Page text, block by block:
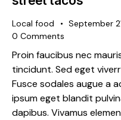
Local food September
0 Comments
Proin faucibus nec
tincidunt. Sed eget
Fusce sodales augue a
ipsum eget blandit
dapibus. Vivamus